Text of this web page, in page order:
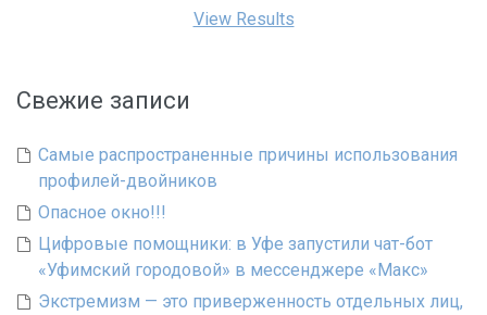
View Results
Свежие записи
Самые распространенные причины использования
профилей-двойников
Опасное окно!!!
Цифровые помощники: в Уфе запустили чат-бот
«Уфимский городовой» в мессенджере «Макс»
Экстремизм — это приверженность отдельных лиц,